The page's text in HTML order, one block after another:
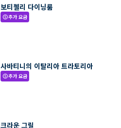
보티첼리 다이닝룸
paid추가 요금
사바티니의 이탈리아 트라토리아
paid추가 요금
크라운 그릴